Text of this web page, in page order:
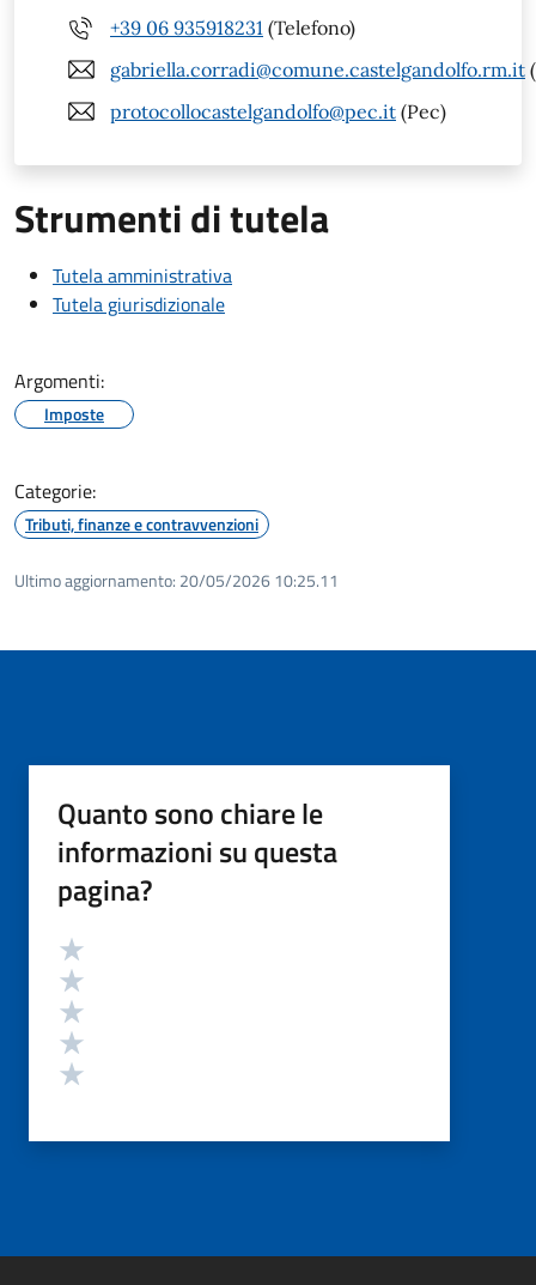
+39 06 935918231 (Telefono)
gabriella.corradi@comune.castelgandolfo.rm.it
protocollocastelgandolfo@pec.it (Pec)
Strumenti di tutela
Tutela amministrativa
Tutela giurisdizionale
Argomenti:
Imposte
Categorie:
Tributi, finanze e contravvenzioni
Ultimo aggiornamento: 20/05/2026 10:25.11
Quanto sono chiare le
informazioni su questa
pagina?
Valutazione